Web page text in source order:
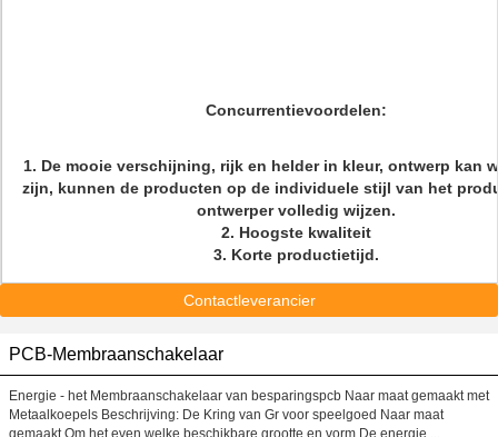
Concurrentievoordelen:
1. De mooie verschijning, rijk en helder in kleur, ontwerp kan
zijn, kunnen de producten op de individuele stijl van het
ontwerper volledig wijzen.
2. Hoogste kwaliteit
3. Korte productietijd.
Contactleverancier
PCB-Membraanschakelaar
Energie - het Membraanschakelaar van besparingspcb Naar maat gemaakt met
Metaalkoepels Beschrijving: De Kring van Gr voor speelgoed Naar maat
gemaakt Om het even welke beschikbare grootte en vorm De energie ...